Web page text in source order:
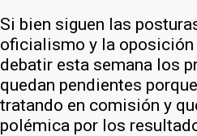
Si bien siguen las
oficialismo y la oposición
debatir esta semana los
quedan pendientes
tratando en comisión y
polémica por los